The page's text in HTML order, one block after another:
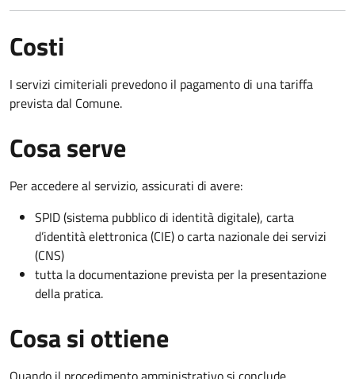
Costi
I servizi cimiteriali prevedono il pagamento di una tariffa
prevista dal Comune.
Cosa serve
Per accedere al servizio, assicurati di avere:
SPID (sistema pubblico di identità digitale), carta
d’identità elettronica (CIE) o carta nazionale dei servizi
(CNS)
tutta la documentazione prevista per la presentazione
della pratica.
Cosa si ottiene